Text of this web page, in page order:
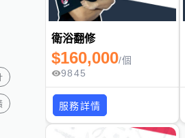
衛浴翻修
$160,000/個
9845
服務詳情